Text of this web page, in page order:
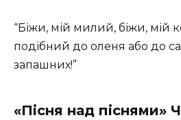
“Біжи, мій милий, біжи, мій
подібний до оленя або до
запашних!”
«Пісня над піснями»